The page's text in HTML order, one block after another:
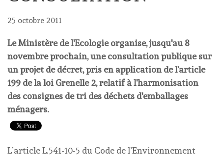
25 octobre 2011
Le Ministère de l'Ecologie organise, jusqu'au 8
novembre prochain, une consultation publique sur
un projet de décret, pris en application de l'article
199 de la loi Grenelle 2, relatif à l'harmonisation
des consignes de tri des déchets d'emballages
ménagers.
L’article L.541-10-5 du Code de l’Environnement